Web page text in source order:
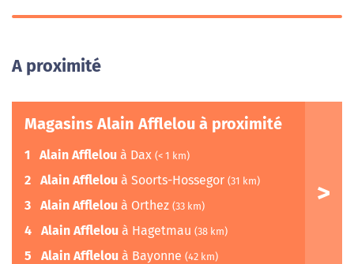
A proximité
Magasins Alain Afflelou à proximité
1 Alain Afflelou à Dax (< 1 km)
2 Alain Afflelou à Soorts-Hossegor (31 km)
3 Alain Afflelou à Orthez (33 km)
4 Alain Afflelou à Hagetmau (38 km)
5 Alain Afflelou à Bayonne (42 km)